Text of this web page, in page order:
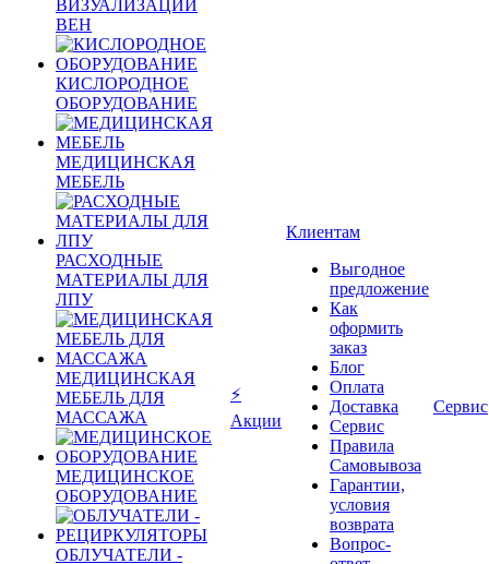
ВИЗУАЛИЗАЦИИ
ВЕН
КИСЛОРОДНОЕ
ОБОРУДОВАНИЕ
МЕДИЦИНСКАЯ
МЕБЕЛЬ
РАСХОДНЫЕ
МАТЕРИАЛЫ ДЛЯ
ЛПУ
МЕДИЦИНСКАЯ
МЕБЕЛЬ ДЛЯ
МАССАЖА
МЕДИЦИНСКОЕ
ОБОРУДОВАНИЕ
ОБЛУЧАТЕЛИ -
⚡
Акции
Клиентам
Выгодное
предложение
Как
оформить
заказ
Блог
Оплата
Доставка
Сервис
Правила
Самовывоза
Гарантии,
условия
возврата
Вопрос-
Сервис